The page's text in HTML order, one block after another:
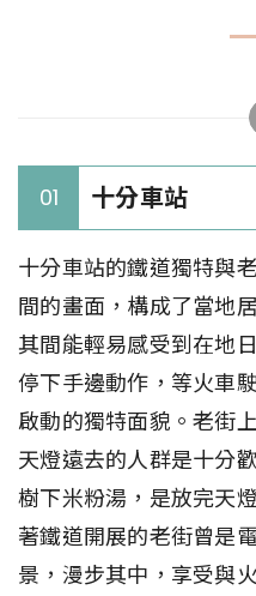
01 十分車站
十分車站的鐵道獨特與
間的畫面，構成了當地
其間能輕易感受到在地
停下手邊動作，等火車
啟動的獨特面貌。老街
天燈遠去的人群是十分
樹下米粉湯，是放完天
著鐵道開展的老街曾是
景，漫步其中，享受與